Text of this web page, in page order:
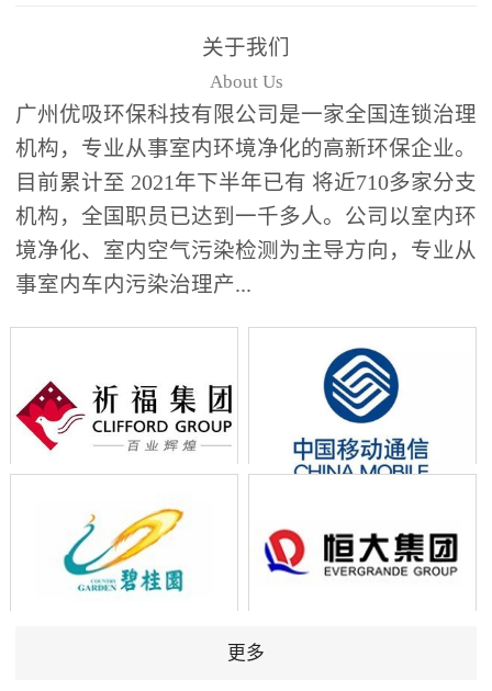
关于我们
About Us
广州优吸环保科技有限公司是一家全国连锁治理
机构，专业从事室内环境净化的高新环保企业。
目前累计至 2021年下半年已有 将近710多家分支
机构，全国职员已达到一千多人。公司以室内环
境净化、室内空气污染检测为主导方向，专业从
事室内车内污染治理产...
更多